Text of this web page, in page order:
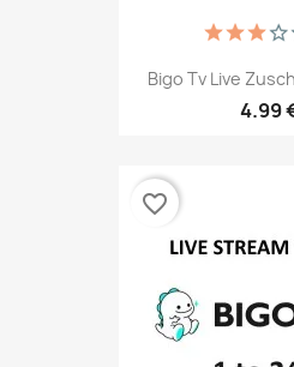
Bigo Tv Live
4.99
favorite_border